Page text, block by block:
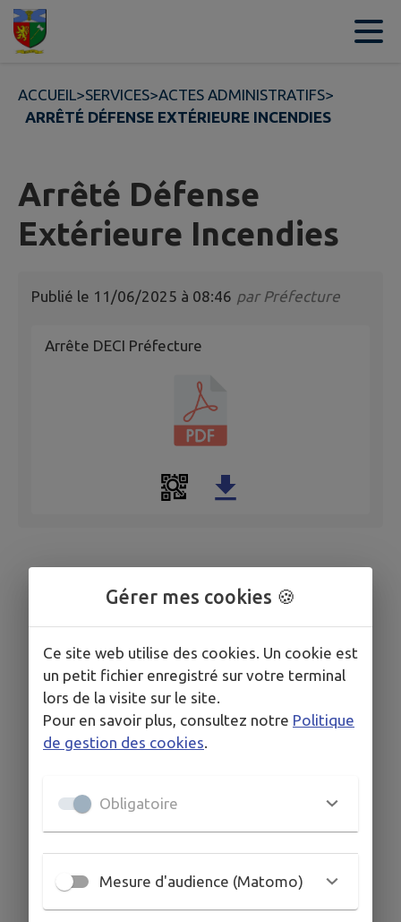
Contenu
ACCUEIL>SERVICES>ACTES ADMINISTRATIFS>
ARRÊTÉ DÉFENSE EXTÉRIEURE INCENDIES
Arrêté Défense
Extérieure Incendies
Publié le 11/06/2025 à 08:46 par Préfecture
Arrête DECI Préfecture
Gérer mes cookies 🍪
Ce site web utilise des cookies. Un cookie est
un petit fichier enregistré sur votre terminal
lors de la visite sur le site.
Pour en savoir plus, consultez notre Politique
de gestion des cookies
Obligatoire
Mesure d'audience (Matomo)